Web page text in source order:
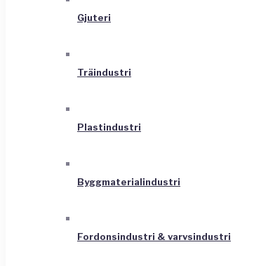
Gjuteri
Träindustri
Plastindustri
Byggmaterialindustri
Fordonsindustri & varvsindustri